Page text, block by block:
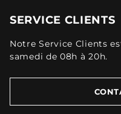
SERVICE CLIENTS
Notre Service Clients
samedi de 08h à 20h.